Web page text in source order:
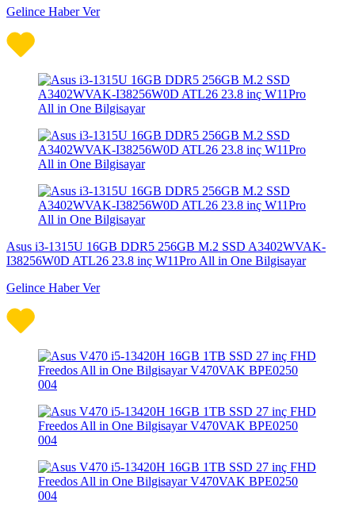
Gelince Haber Ver
Asus i3-1315U 16GB DDR5 256GB M.2 SSD A3402WVAK-
I38256W0D ATL26 23.8 inç W11Pro All in One Bilgisayar
Gelince Haber Ver